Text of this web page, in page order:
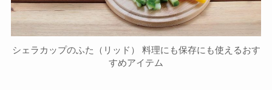
シェラカップのふた（リッド） 料理にも保存にも使えるおす
すめアイテム